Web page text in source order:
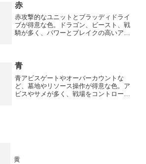
赤
赤攻撃的なユニットとブラッディドライ
ブが得意な色。ドラゴン、ビースト、戦
騎が多く、パワーとブレイクの高いアタ
による相討ち戦法
青
青アビスゲートやオーバーカウントな
ど、墓地やリソース操作が得意な色。ア
ビスやサメが多く、戦場をコントロール
黄